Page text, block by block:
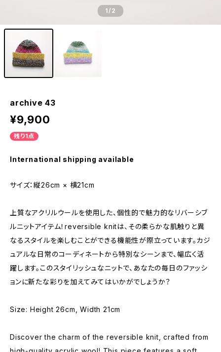
1/2
archive 43
¥9,900
残り1点
International shipping available
サイズ：縦26cm × 横21cm
上質なアクリルウールを使用した、個性的で魅力的なリバーシブ
ルニットアイテム！reversible knitは、その柔らかな肌触りと異
なるスタイルを楽しむことができる機能性が際立っています。カジ
ュアルな日常のコーディネートから特別なシーンまで、幅広く活
躍します。このスタイリッシュなニットで、あなたの毎日のファッシ
ョンに新たな彩りを加えてみてはいかがでしょうか？
Size: Height 26cm, Width 21cm
Discover the charm of the reversible knit, crafted from